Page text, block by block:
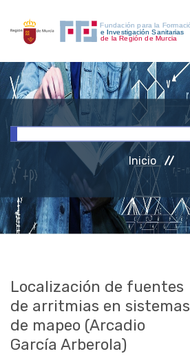
INICIO
INVESTIGACIÓN
RRHH
ACCESO PERSONAL
Inicio
Localización de fuentes
de arritmias en sistemas
de mapeo (Arcadio
García Arberola)